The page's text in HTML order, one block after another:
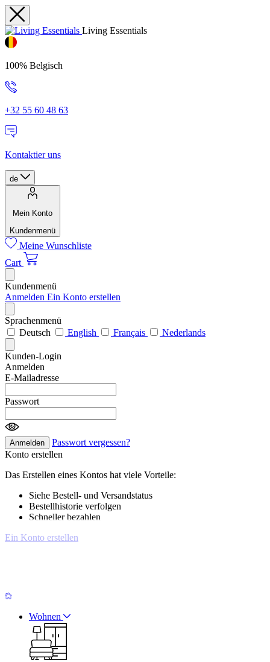
Living Essentials
100% Belgisch
+32 55 60 48 63
Kontaktier uns
de
Mein Konto
Kundenmenü
Meine Wunschliste
Cart
Kundenmenü
Anmelden Ein Konto erstellen
Sprachenmenü
Deutsch
English Français Nederlands
Kunden-Login
Anmelden
E-Mailadresse
Passwort
Anmelden
Passwort vergessen?
Konto erstellen
Das Erstellen eines Kontos hat viele Vorteile:
Siehe Bestell- und Versandstatus
Bestellhistorie verfolgen
Schneller bezahlen
Ein Konto erstellen
Wohnen